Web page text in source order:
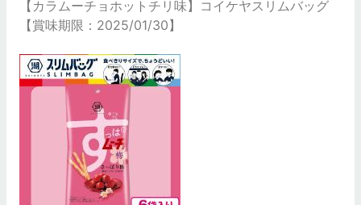
【カラムーチョホットチリ味】コイケヤスリムバッグ
【賞味期限：2025/01/30】